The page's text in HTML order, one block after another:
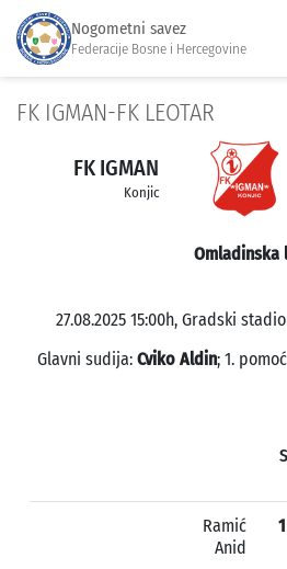
Nogometni savez
Federacije Bosne i Hercegovine
FK IGMAN-FK LEOTAR
FK IGMAN
Konjic
Omladinska
27.08.2025 15:00h, Gradski
Glavni sudija: Cviko Aldin; 1.
Ramić
Anid
1